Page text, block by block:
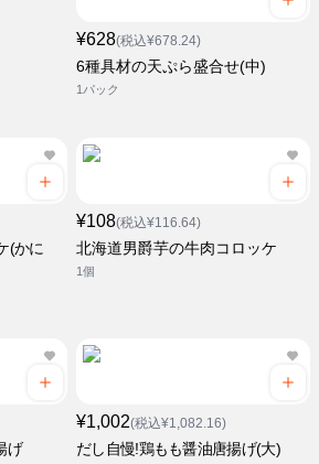
¥628(税込¥678.24)
6種具材の天ぷら盛合せ(中)
1パック
(かに
¥108(税込¥116.64)
北海道男爵芋の牛肉コロッケ
1個
げ
¥1,002(税込¥1,082.16)
だし自慢!鶏もも醤油唐揚げ(大)